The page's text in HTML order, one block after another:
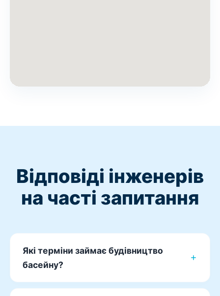
Відповіді інженерів
на часті запитання
Які терміни займає будівництво
басейну?
Композитний або поліпропіленовий басейн